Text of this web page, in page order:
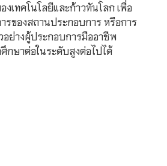
เทคโนโลยีและก้าวทันโลก เพื่อ
รของสถานประกอบการ หรือการ
ย่างผู้ประกอบการมืออาชีพ
กษาต่อในระดับสูงต่อไปได้